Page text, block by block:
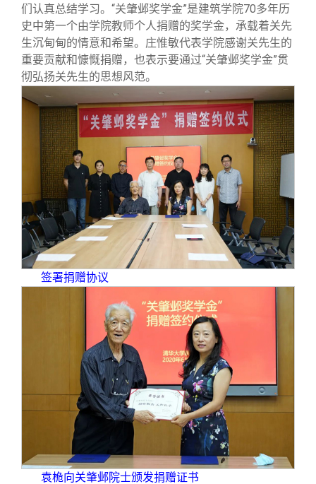
们认真总结学习。“关肇邺奖学金”是建筑学院70多年历
史中第一个由学院教师个人捐赠的奖学金，承载着关先
生沉甸甸的情意和希望。庄惟敏代表学院感谢关先生的
重要贡献和慷慨捐赠，也表示要通过“关肇邺奖学金”贯
彻弘扬关先生的思想风范。
签署捐赠协议
袁桅向关肇邺院士颁发捐赠证书